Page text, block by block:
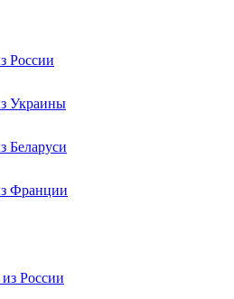
России
Украины
Беларуси
Франции
России